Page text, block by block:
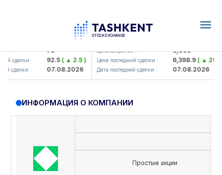
: 79
сделки : 92.5( ▲ 2.5 )
сделки : 07.08.2026
UZMK (<O'zmetkombinat> AJ)
Цена закрытия : 6,099
Цена последний сделки : 6,398.9( ▲
Дата последней сделки : 07.08.2026
ИНФОРМАЦИЯ О КОМПАНИИ
Простые акции